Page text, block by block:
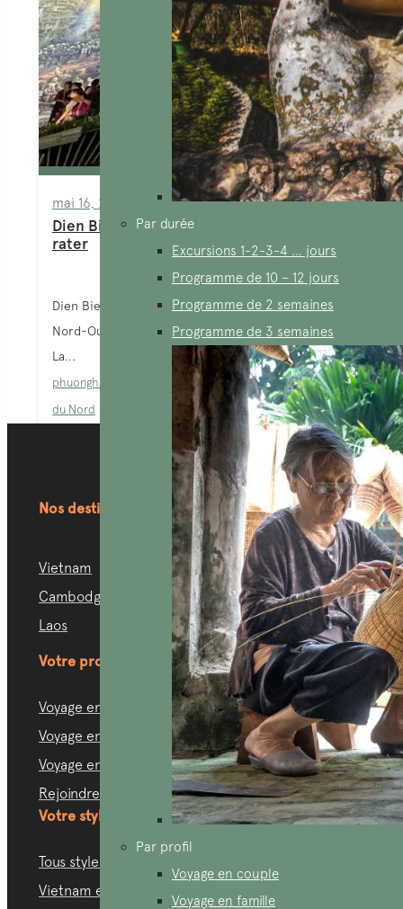
Par durée
Excursions 1-2-3-4 … jours
Programme de 10 – 12 jours
Programme de 2 semaines
Programme de 3 semaines
Par profil
Voyage en couple
Voyage en famille
mai 16, 2024
Dien Bien Phu : Top 15 activités à ne pas
rater
Dien Bien est une province située dans la région du
Nord-Ouest du Vietnam, bordant le Laos et la Chine.
La...
phuongha Dien Bien Phu Sites à explorer, Vietnam
du Nord
Nos destinations
Vietnam
Cambodge
Laos
Votre profil
Voyage en famille
Voyage en couple
Voyage entre amis
Rejoindre un groupe
Votre style de voyage
Tous styles
Vietnam en liberté